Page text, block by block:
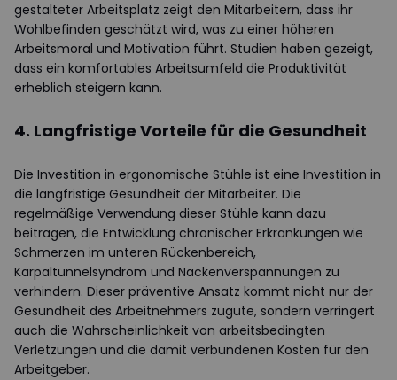
gestalteter Arbeitsplatz zeigt den Mitarbeitern, dass ihr
Wohlbefinden geschätzt wird, was zu einer höheren
Arbeitsmoral und Motivation führt. Studien haben gezeigt,
dass ein komfortables Arbeitsumfeld die Produktivität
erheblich steigern kann.
4. Langfristige Vorteile für die Gesundheit
Die Investition in ergonomische Stühle ist eine Investition in
die langfristige Gesundheit der Mitarbeiter. Die
regelmäßige Verwendung dieser Stühle kann dazu
beitragen, die Entwicklung chronischer Erkrankungen wie
Schmerzen im unteren Rückenbereich,
Karpaltunnelsyndrom und Nackenverspannungen zu
verhindern. Dieser präventive Ansatz kommt nicht nur der
Gesundheit des Arbeitnehmers zugute, sondern verringert
auch die Wahrscheinlichkeit von arbeitsbedingten
Verletzungen und die damit verbundenen Kosten für den
Arbeitgeber.